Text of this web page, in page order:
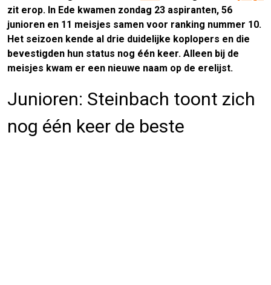
zit erop. In Ede kwamen zondag 23 aspiranten, 56
junioren en 11 meisjes samen voor ranking nummer 10.
Het seizoen kende al drie duidelijke koplopers en die
bevestigden hun status nog één keer. Alleen bij de
meisjes kwam er een nieuwe naam op de erelijst.
Junioren: Steinbach toont zich
nog één keer de beste